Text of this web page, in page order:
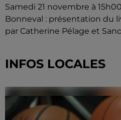
Samedi 21 novembre à
Bonneval : présentation du
par Catherine Pélage et
INFOS LOCALES